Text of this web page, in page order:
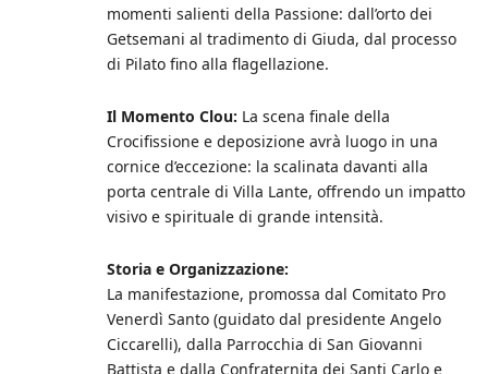
momenti salienti della Passione: dall’orto dei
Getsemani al tradimento di Giuda, dal processo
di Pilato fino alla flagellazione.
Il Momento Clou: La scena finale della
Crocifissione e deposizione avrà luogo in una
cornice d’eccezione: la scalinata davanti alla
porta centrale di Villa Lante, offrendo un impatto
visivo e spirituale di grande intensità.
Storia e Organizzazione:
La manifestazione, promossa dal Comitato Pro
Venerdì Santo (guidato dal presidente Angelo
Ciccarelli), dalla Parrocchia di San Giovanni
Battista e dalla Confraternita dei Santi Carlo e